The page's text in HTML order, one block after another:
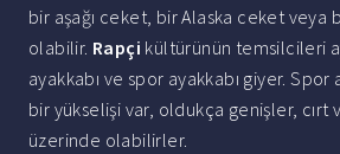
bir aşağı ceket, bir Alaska ceket veya
olabilir. Rapçi kültürünün temsilcileri
ayakkabı ve spor ayakkabı giyer. Spor
bir yükselişi var, oldukça genişler, cırt
üzerinde olabilirler.